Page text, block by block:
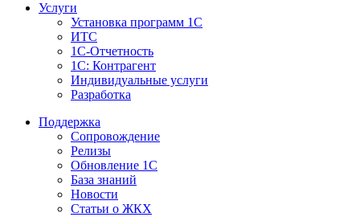
Услуги
Установка программ 1С
ИТС
1С-Отчетность
1С: Контрагент
Индивидуальные услуги
Разработка
Поддержка
Сопровождение
Релизы
Обновление 1С
База знаний
Новости
Статьи о ЖКХ